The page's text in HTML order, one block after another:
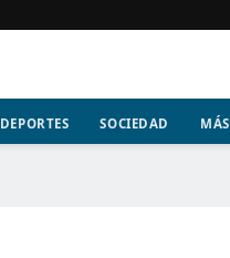
DEPORTES SOCIEDAD MÁS